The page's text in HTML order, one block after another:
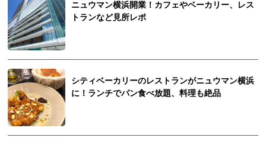
ニュウマン横浜開業！カフェやベーカリー、レス
トランなど見所レポ
シティベーカリーのレストランがニュウマン横浜
に！ランチでパン食べ放題、料理も絶品